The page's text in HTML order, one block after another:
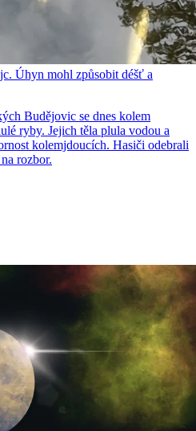
Úhyn mohl způsobit déšť a
Budějovic se dnes kolem
ryby. Jejich těla plula vodou a
kolemjdoucích. Hasiči odebrali
rozbor.